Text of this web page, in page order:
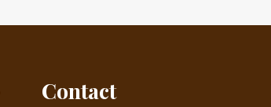
Contact